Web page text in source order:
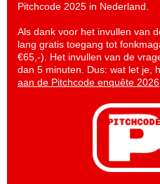
Pitchcode 2025 in Nederland.
Als dank voor het invullen van
lang gratis toegang tot
€65,-). Het invullen van de
dan 5 minuten. Dus: wat let je,
aan de Pitchcode enquête 2026